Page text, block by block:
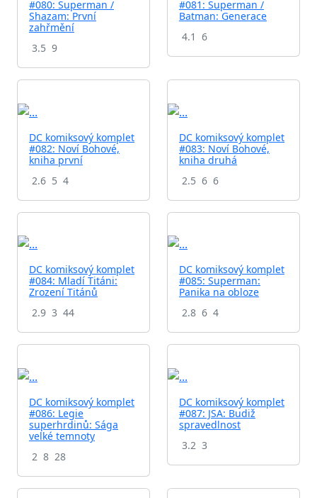
#080: Superman /
Shazam: První
zahřmění
3.5 9
#081: Superman /
Batman: Generace
4.1 6
DC komiksový komplet
#082: Noví Bohové,
kniha první
2.6 5 4
DC komiksový komplet
#083: Noví Bohové,
kniha druhá
2.5 6 6
DC komiksový komplet
#084: Mladí Titáni:
Zrození Titánů
2.9 3 44
DC komiksový komplet
#085: Superman:
Panika na obloze
2.8 6 4
DC komiksový komplet
#086: Legie
superhrdinů: Sága
velké temnoty
2 8 28
DC komiksový komplet
#087: JSA: Budiž
spravedlnost
3.2 3